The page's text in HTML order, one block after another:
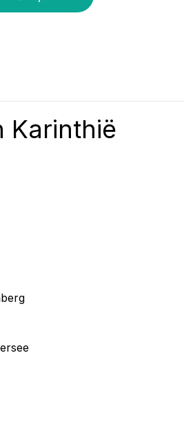
Karinthië